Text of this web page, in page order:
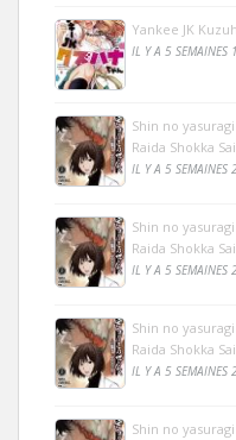
Yankee JK
IL Y A 5 SEMAINES
Shin no
Raida Shokka
IL Y A 5 SEMAINES
Shin no
Raida Shokka
IL Y A 5 SEMAINES
Shin no
Raida Shokka
IL Y A 5 SEMAINES
Shin no